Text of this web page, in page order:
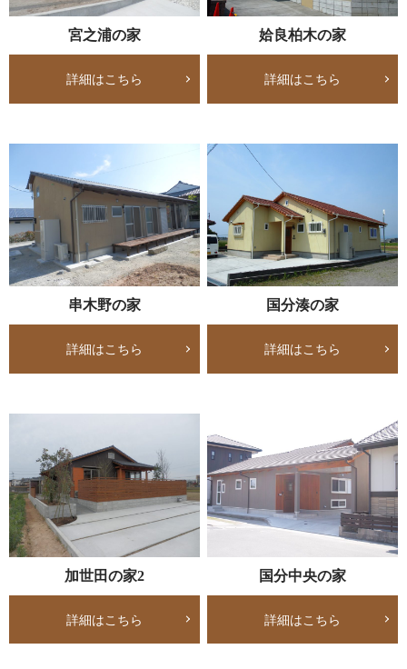
宮之浦の家
詳細はこちら
姶良柏木の家
詳細はこちら
串木野の家
詳細はこちら
国分湊の家
詳細はこちら
加世田の家2
詳細はこちら
国分中央の家
詳細はこちら